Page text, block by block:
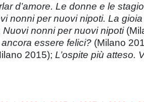
d’amore. Le donne e le
nonni per nuovi nipoti. La
Nuovi nonni per nuovi nipoti
essere felici? (Milano
2015); L’ospite più atteso.